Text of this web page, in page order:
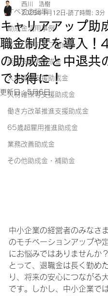
すべての記事
助成金活用事例
キャリアアップ助成金
両立支援等助成金
人材開発支援助成金
人材確保等支援助成金
働き方改革推進支援助成金
65歳超雇用推進助成金
業務改善助成金
その他助成金・補助金
キャリアアップ助
職金制度を導入！
の助成金と中退共
でお得に！
西川 浩樹
2025年1月12日 読了時間: 3分
更新日：5月6日
中小企業の経営者のみなさ
のモチベーションアップや
にお悩みではありませんか
とって、退職金は長く勤め
り、将来の安心につながる
です。しかし、中小企業で